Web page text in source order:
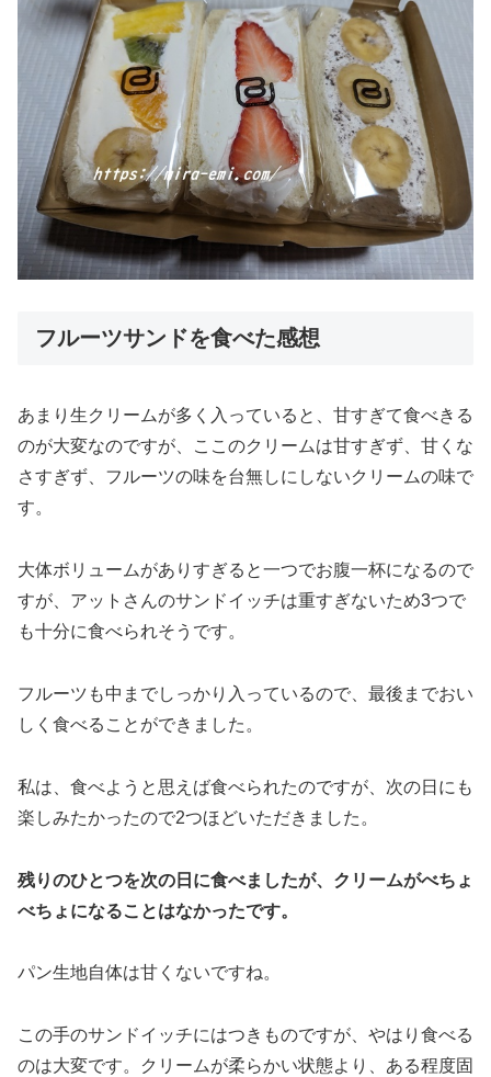
フルーツサンドを食べた感想
あまり生クリームが多く入っていると、 甘すぎて食べきる
のが大変なのですが、
ここのクリームは甘すぎず、甘くな
さすぎず、 フルーツの味を台無しにしないクリームの味で
す。
大体ボリュームがありすぎると一つでお腹一杯になるので
すが、 アットさんのサンドイッチは重すぎないため3つで
も十分に食べられそうです。
フルーツも中までしっかり入っているので、 最後までおい
しく食べることができました。
私は、食べようと思えば食べられたのですが、 次の日にも
楽しみたかったので2つほどいただきました。
残りのひとつを次の日に食べましたが、 クリームがべちょ
べちょになることはなかったです。
パン生地自体は甘くないですね。
この手のサンドイッチにはつきものですが、やはり食べる
のは大変です。
クリームが柔らかい状態より、ある程度固